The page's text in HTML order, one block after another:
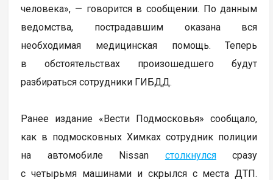
человека», — говорится в сообщении. По данным
ведомства, пострадавшим оказана вся
необходимая медицинская помощь. Теперь
в обстоятельствах произошедшего будут
разбираться сотрудники ГИБДД.
Ранее издание «Вести Подмосковья» сообщало,
как в подмосковных Химках сотрудник полиции
на автомобиле Nissan столкнулсясразу
с четырьмя машинами и скрылся с места ДТП.